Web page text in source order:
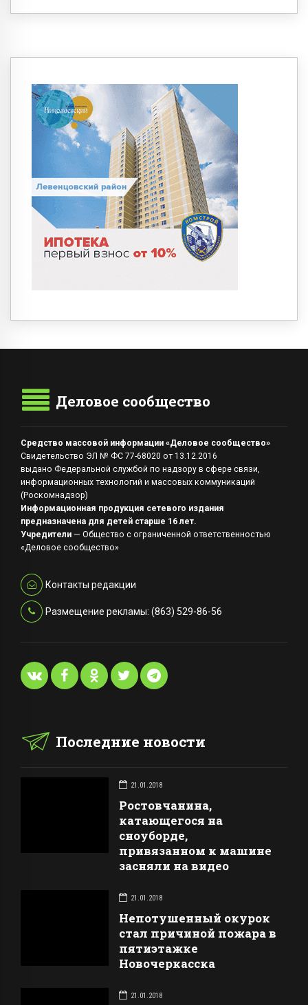
Деловое сообщество
Средство массовой информации «Деловое сообщество»
Свидетельство ЭЛ № ФС 77-68020 от 13.12.2016
выдано Федеральной службой по надзору в сфере связи,
информационных технологий и массовых коммуникаций
(Роскомнадзор)
Информационная продукция сетевого издания
предназначена для детей старше 16 лет.
Учредители — Общество с ограниченной ответственностью
«Деловое сообщество»
Контакты редакции
Размещение рекламы: (863) 529-86-56
Последние новости
21.01.2018
Ростовчанина,
катающегося на
сноуборде,
привязанном к машине
засняли на видео
21.01.2018
Непотушенный окурок
стал причиной пожара в
пятиэтажке
Новочеркасска
21.01.2018